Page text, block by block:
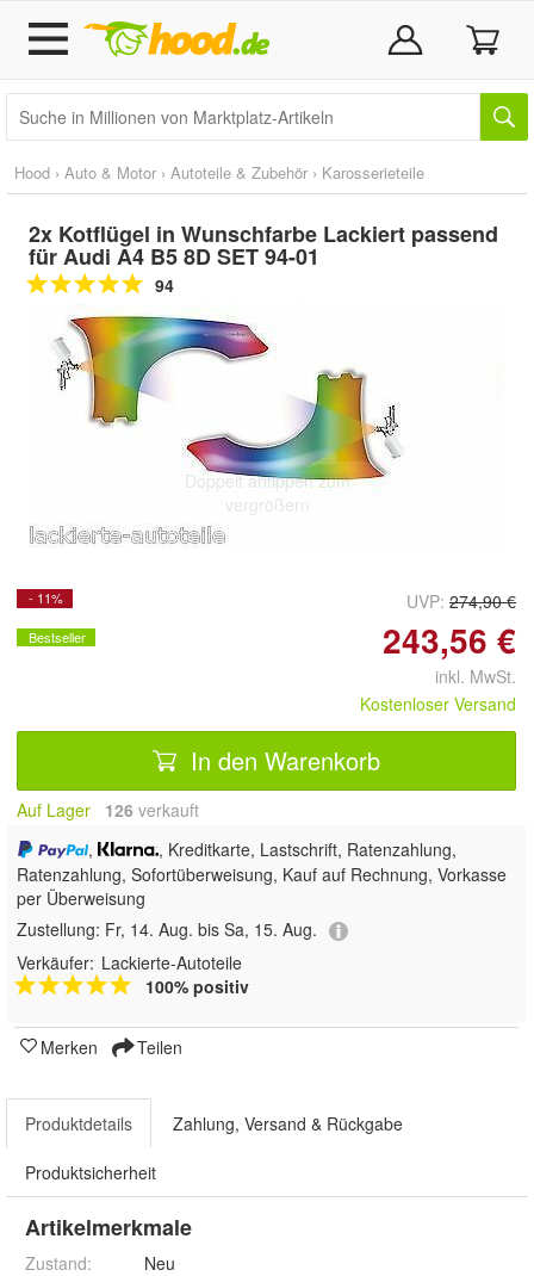
Hood › Auto & Motor › Autoteile & Zubehör › Karosserieteile
2x Kotflügel in Wunschfarbe Lackiert passend
für Audi A4 B5 8D SET 94-01
94
Doppelt antippen zum
vergrößern
- 11% UVP: 274,90 €
Bestseller 243,56 €
inkl. MwSt.
Kostenloser Versand
In den Warenkorb
Auf Lager 126 verkauft
,
, Kreditkarte, Lastschrift, Ratenzahlung,
Ratenzahlung, Sofortüberweisung, Kauf auf Rechnung, Vorkasse
per Überweisung
Zustellung: Fr, 14. Aug. bis Sa, 15. Aug.
Verkäufer: Lackierte-Autoteile
100% positiv
Merken Teilen
Produktdetails Zahlung, Versand & Rückgabe
Produktsicherheit
Artikelmerkmale
Zustand: Neu